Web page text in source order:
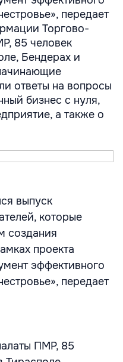
передает
Торгово-
85 человек
Бендерах и
ответы на вопросы
бизнес с нуля,
а также о
выпуск
которые
создания
проекта
эффективного
передает
ПМР, 85